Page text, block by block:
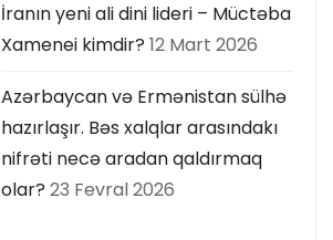
İranın yeni ali dini lideri – Müctəba
Xamenei kimdir? 12 Mart 2026
Azərbaycan və Ermənistan sülhə
hazırlaşır. Bəs xalqlar arasındakı
nifrəti necə aradan qaldırmaq
olar? 23 Fevral 2026